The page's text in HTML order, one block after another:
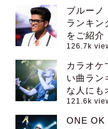
ブルーノ
ランキン
をご紹介
126.7k
カラオケ
い曲ラン
な人にも
121.6k
ONE OK